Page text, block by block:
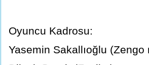
Oyuncu Kadrosu:
Yasemin Sakallıoğlu (Zengo